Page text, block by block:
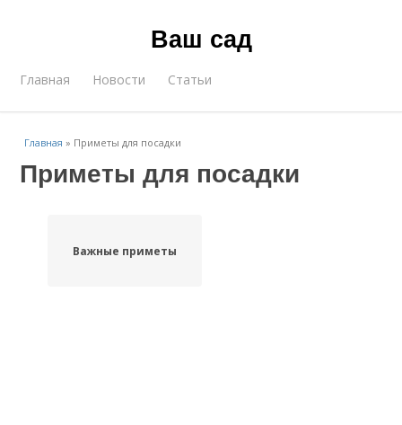
Ваш сад
Главная Новости Статьи
Главная » Приметы для посадки
Приметы для посадки
Важные приметы